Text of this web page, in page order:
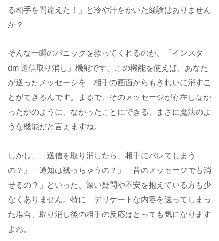
る相手を間違えた！」と冷や汗をかいた経験はありません
か？
そんな一瞬のパニックを救ってくれるのが、「インスタ
dm 送信取り消し」機能です。この機能を使えば、あなた
が送ったメッセージを、相手の画面からもきれいに消すこ
とができるんです。まるで、そのメッセージが存在しなか
ったかのように、なかったことにできる、まさに魔法のよ
うな機能だと言えますね。
しかし、「送信を取り消したら、相手にバレてしまう
の？」「通知は残っちゃうの？」「昔のメッセージでも消
せるの？」といった、深い疑問や不安を抱えている方も少
なくありません。特に、デリケートな内容を送ってしまっ
た場合、取り消し後の相手の反応はとっても気になります
よね。